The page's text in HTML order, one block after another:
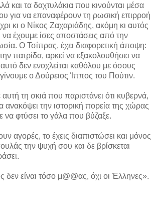
και τα δαχτυλάκια που κινούνται μέσα
για να επαναφέρουν τη ρωσική επιρροή
κι ο Νίκος Ζαχαριάδης, ακόμη κι αυτός
να έχουμε ίσες αποστάσεις από την
Ο Τσίπρας, έχει διαφορετική άποψη:
πατρίδα, αρκεί να εξακολουθήσει να
δεν ενοχλείται καθόλου με όσους
ο Δούρειος Ίππος του Πούτιν.
τη σκιά που παριστάνει ότι κυβερνά,
ανακόψει την ιστορική πορεία της χώρας
να φτύσει το γάλα που βύζαξε.
αγορές, το έχεις διαπιστώσει και μόνος
την ψυχή σου και δε βρίσκεται
δεν είναι τόσο μ@@ας, όχι οι Έλληνες».